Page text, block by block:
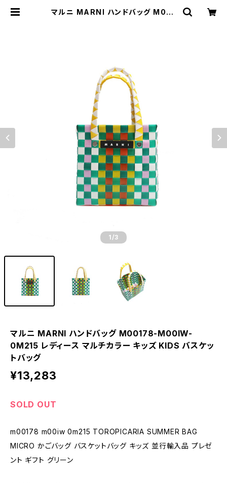
マルニ MARNI ハンドバッグ M001
1 /3
マルニ MARNI ハンドバッグ M00178-M00IW-
0M215 レディース マルチカラー キッズ KIDS バスケッ
トバッグ
¥13,283
SOLD OUT
m00178 m00iw 0m215 TOROPICARIA SUMMER BAG
MICRO かごバッグ バスケットバッグ キッズ 並行輸入品 プレゼ
ント ギフト グリーン